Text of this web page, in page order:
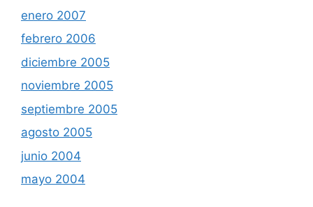
enero 2007
febrero 2006
diciembre 2005
noviembre 2005
septiembre 2005
agosto 2005
junio 2004
mayo 2004